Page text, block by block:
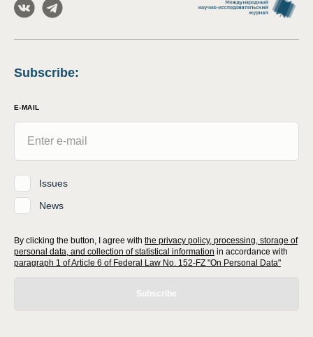
Subscribe:
E-MAIL
Issues
News
By clicking the button, I agree with the privacy policy, processing, storage of
personal data, and collection of statistical information in accordance with
paragraph 1 of Article 6 of Federal Law No. 152-FZ "On Personal Data"
Subscribe